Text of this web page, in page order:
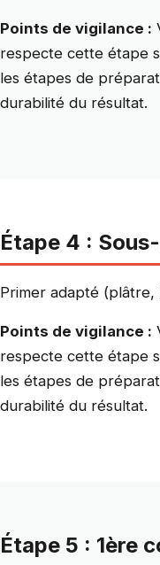
Points de vigilance :
respecte cette étape
les étapes de
durabilité du résultat.
Étape 4 :
Primer adapté (plâtre,
Points de vigilance :
respecte cette étape
les étapes de
durabilité du résultat.
Étape 5 : 1ère